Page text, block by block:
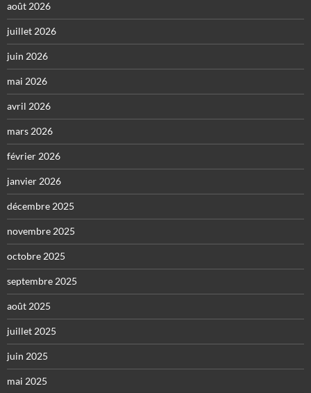
août 2026
juillet 2026
juin 2026
mai 2026
avril 2026
mars 2026
février 2026
janvier 2026
décembre 2025
novembre 2025
octobre 2025
septembre 2025
août 2025
juillet 2025
juin 2025
mai 2025